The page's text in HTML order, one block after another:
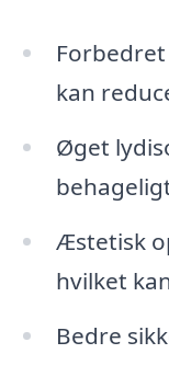
kan
Øget
Æstetisk
hvilket
Bedre